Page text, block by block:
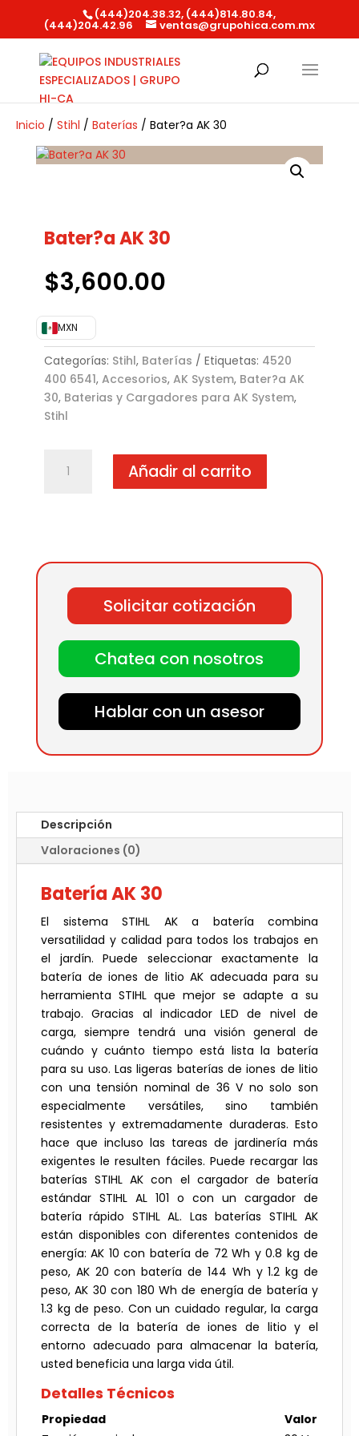
(444)204.38.32, (444)814.80.84,
(444)204.42.96 ventas@grupohica.com.mx
Inicio / Stihl / Baterías / Bater?a AK 30
Bater?a AK 30
$3,600.00
MXN
Categorías: Stihl, Baterías Etiquetas: 4520
400 6541, Accesorios, AK System, Bater?a AK
30, Baterias y Cargadores para AK System,
Stihl
Añadir al carrito
Solicitar cotización
Chatea con nosotros
Hablar con un asesor
Descripción
Valoraciones (0)
Batería AK 30
El sistema STIHL AK a batería combina
versatilidad y calidad para todos los trabajos en
el jardín. Puede seleccionar exactamente la
batería de iones de litio AK adecuada para su
herramienta STIHL que mejor se adapte a su
trabajo. Gracias al indicador LED de nivel de
carga, siempre tendrá una visión general de
cuándo y cuánto tiempo está lista la batería
para su uso. Las ligeras baterías de iones de litio
con una tensión nominal de 36 V no solo son
especialmente versátiles, sino también
resistentes y extremadamente duraderas. Esto
hace que incluso las tareas de jardinería más
exigentes le resulten fáciles. Puede recargar las
baterías STIHL AK con el cargador de batería
estándar STIHL AL 101 o con un cargador de
batería rápido STIHL AL. Las baterías STIHL AK
están disponibles con diferentes contenidos de
energía: AK 10 con batería de 72 Wh y 0.8 kg de
peso, AK 20 con batería de 144 Wh y 1.2 kg de
peso, AK 30 con 180 Wh de energía de batería y
1.3 kg de peso. Con un cuidado regular, la carga
correcta de la batería de iones de litio y el
entorno adecuado para almacenar la batería,
usted beneficia una larga vida útil.
Detalles Técnicos
Propiedad
Valor